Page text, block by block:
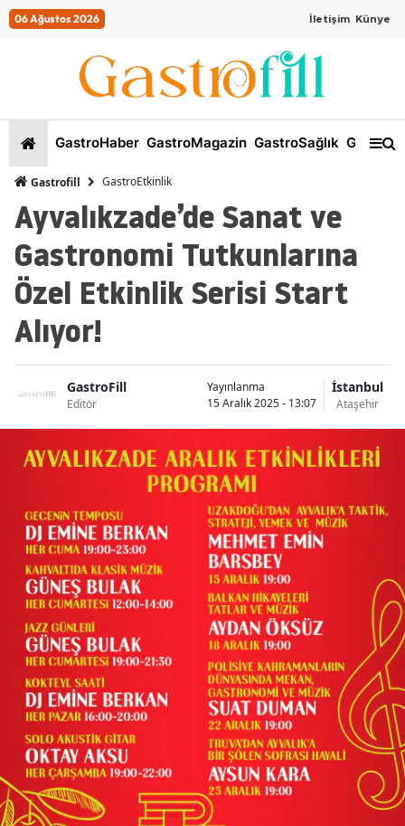
06 Ağustos 2026 İletişim Künye
GastroHaber GastroMagazin GastroSağlık
Gastrofill GastroEtkinlik
Ayvalıkzade’de Sanat ve
Gastronomi Tutkunlarına
Özel Etkinlik Serisi Start
Alıyor!
GastroFill
Editör
Yayınlanma
15 Aralık 2025 - 13:07
İstanbul
Ataşehir